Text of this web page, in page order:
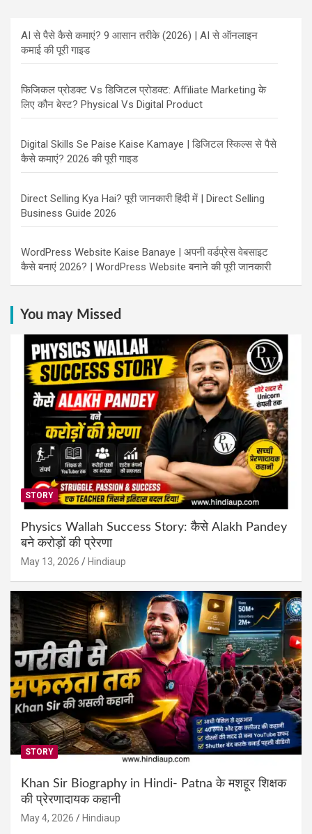
AI से पैसे कैसे कमाएं? 9 आसान तरीके (2026) | AI से ऑनलाइन
कमाई की पूरी गाइड
फिजिकल प्रोडक्ट Vs डिजिटल प्रोडक्ट: Affiliate Marketing के
लिए कौन बेस्ट? Physical Vs Digital Product
Digital Skills Se Paise Kaise Kamaye | डिजिटल स्किल्स से पैसे
कैसे कमाएं? 2026 की पूरी गाइड
Direct Selling Kya Hai? पूरी जानकारी हिंदी में | Direct Selling
Business Guide 2026
WordPress Website Kaise Banaye | अपनी वर्डप्रेस वेबसाइट
कैसे बनाएं 2026? | WordPress Website बनाने की पूरी जानकारी
You may Missed
STORY
Physics Wallah Success Story: कैसे Alakh Pandey
बने करोड़ों की प्रेरणा
May 13, 2026 Hindiaup
STORY
Khan Sir Biography in Hindi- Patna के मशहूर शिक्षक
की प्रेरणादायक कहानी
May 4, 2026 Hindiaup